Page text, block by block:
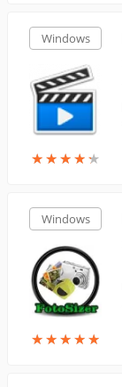
Windows
★★★★★
★★★★★
Windows
★★★★★
★★★★★